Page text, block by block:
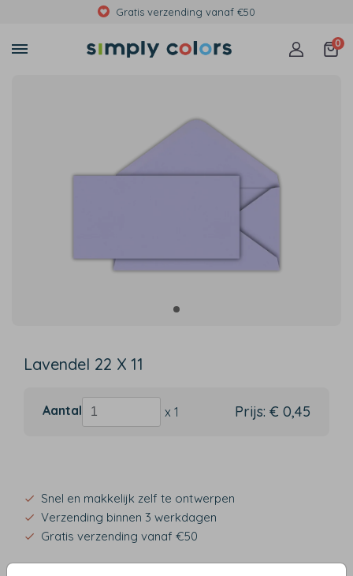
Gratis verzending vanaf €50
0
Lavendel 22 X 11
Aantal x 1 Prijs: € 0,45
Snel en makkelijk zelf te ontwerpen
Verzending binnen 3 werkdagen
Gratis verzending vanaf €50